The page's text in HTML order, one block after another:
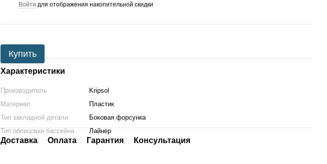
Войти для отображения накопительной скидки
Купить
Характеристики
Производитель
Kripsol
Материал
Пластик
Тип закладной детали
Боковая форсунка
Тип облицовки бассейна
Лайнер
Доставка Оплата Гарантия Консультация